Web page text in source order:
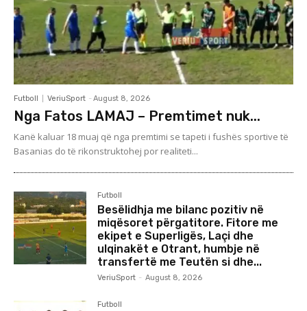
Futboll VeriuSport - August 8, 2026
Nga Fatos LAMAJ – Premtimet nuk...
Kanë kaluar 18 muaj që nga premtimi se tapeti i fushës sportive të
Basanias do të rikonstruktohej por realiteti...
Futboll
Besëlidhja me bilanc pozitiv në
miqësoret përgatitore. Fitore me
ekipet e Superligës, Laçi dhe
ulqinakët e Otrant, humbje në
transfertë me Teutën si dhe...
VeriuSport - August 8, 2026
Futboll